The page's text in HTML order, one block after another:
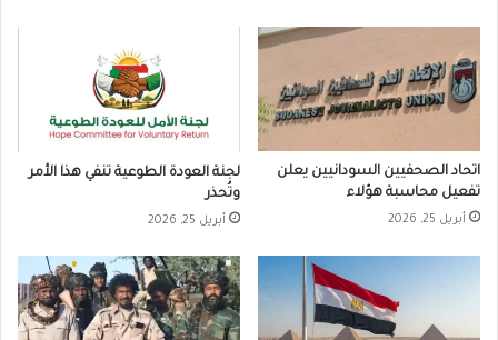
اتحاد الصحفيين السودانيين يعلن
تفعيل محاسبة هؤلاء
أبريل 25, 2026
لجنة العودة الطوعية تنفي هذا الأمر
وتُحذر
أبريل 25, 2026